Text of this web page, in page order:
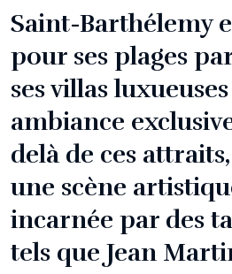
Saint-Barthélemy
pour ses plages
ses villas
ambiance
delà de ces
une scène
incarnée par des
tels que Jean